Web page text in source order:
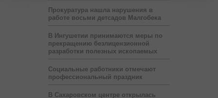
Прокуратура нашла нарушения в
работе восьми детсадов Малгобека
В Ингушетии принимаются меры по
прекращению безлицензионной
разработки полезных ископаемых
Социальные работники отмечают
профессиональный праздник
В Сахаровском центре открылась